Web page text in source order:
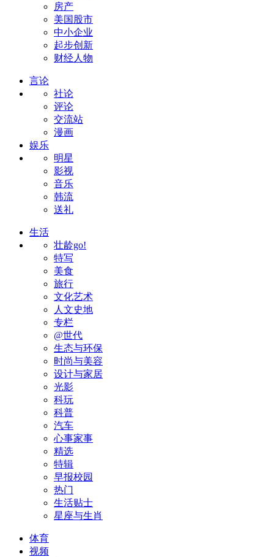
房产
美国股市
中小企业
起步创新
财经人物
言论
社论
评论
交流站
漫画
娱乐
明星
影视
音乐
韩流
送礼
生活
壮龄go!
特写
美食
旅行
文化艺术
人文史地
专栏
@世代
生态与环保
时尚与美容
设计与家居
光影
科玩
科普
汽车
心事家事
精选
特辑
早报校园
热门
生活贴士
星座与生肖
体育
视频